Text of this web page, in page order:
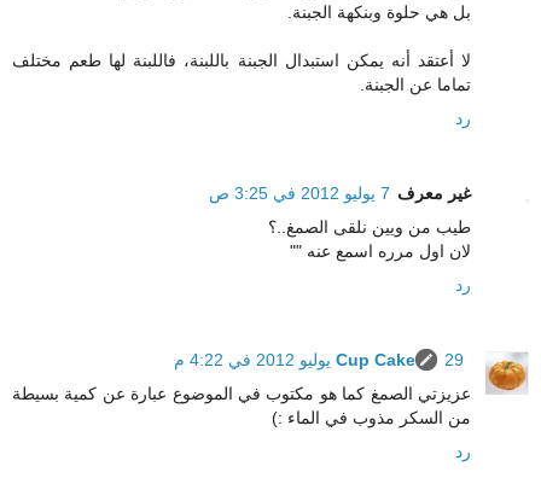
بل هي حلوة وبنكهة الجبنة.
لا أعتقد أنه يمكن استبدال الجبنة باللبنة، فاللبنة لها طعم مختلف
تماما عن الجبنة.
رد
غير معرف 7 يوليو 2012 في 3:25 ص
طيب من ويين نلقى الصمغ..؟
لان اول مرره اسمع عنه ""
رد
Cup Cake
29 يوليو 2012 في 4:22 م
عزيزتي الصمغ كما هو مكتوب في الموضوع عبارة عن كمية بسيطة
من السكر مذوب في الماء :)
رد